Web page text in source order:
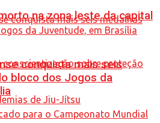
na zona leste da capital
conquista mais seis
bloco dos Jogos da